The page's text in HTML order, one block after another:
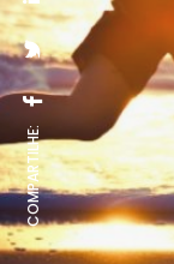
COMPARTILHE: